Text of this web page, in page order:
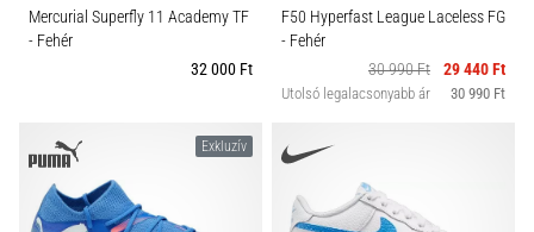
Mercurial Superfly 11 Academy TF
- Fehér
32 000 Ft
F50 Hyperfast League Laceless FG
- Fehér
30 990 Ft
29 440 Ft
Utolsó legalacsonyabb ár 30 990 Ft
Exkluzív